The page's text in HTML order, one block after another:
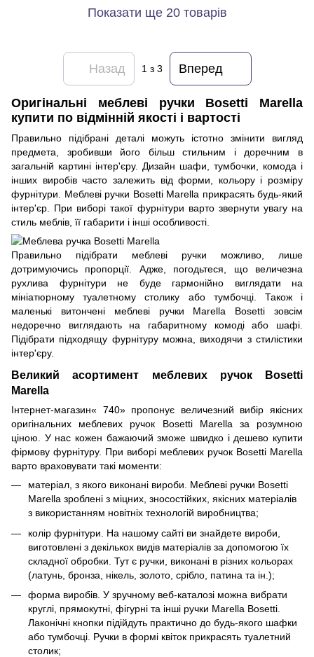
Показати ще 20 товарів
Назад 1 з 3 Вперед
Оригінальні меблеві ручки Bosetti Marella
купити по відмінній якості і вартості
Правильно підібрані деталі можуть істотно змінити вигляд
предмета, зробивши його більш стильним і доречним в
загальній картині інтер'єру. Дизайн шафи, тумбочки, комода і
інших виробів часто залежить від форми, кольору і розміру
фурнітури. Меблеві ручки Bosetti Marella прикрасять будь-який
інтер'єр. При виборі такої фурнітури варто звернути увагу на
стиль меблів, її габарити і інші особливості.
Правильно підібрати меблеві ручки можливо, лише
дотримуючись пропорції. Адже, погодьтеся, що величезна
рухлива фурнітури не буде гармонійно виглядати на
мініатюрному туалетному столику або тумбочці. Також і
маленькі витончені меблеві ручки Marella Bosetti зовсім
недоречно виглядають на габаритному комоді або шафі.
Підібрати підходящу фурнітуру можна, виходячи з стилістики
інтер'єру.
Великий асортимент меблевих ручок Bosetti
Marella
Інтернет-магазин« 740» пропонує величезний вибір якісних
оригінальних меблевих ручок Bosetti Marella за розумною
ціною. У нас кожен бажаючий зможе швидко і дешево купити
фірмову фурнітуру. При виборі меблевих ручок Bosetti Marella
варто враховувати такі моменти:
матеріал, з якого виконані вироби. Меблеві ручки Bosetti
Marella зроблені з міцних, зносостійких, якісних матеріалів
з використанням новітніх технологій виробництва;
колір фурнітури. На нашому сайті ви знайдете вироби,
виготовлені з декількох видів матеріалів за допомогою їх
складної обробки. Тут є ручки, виконані в різних кольорах
(латунь, бронза, нікель, золото, срібло, патина та ін.);
форма виробів. У зручному веб-каталозі можна вибрати
круглі, прямокутні, фігурні та інші ручки Marella Bosetti.
Лаконічні кнопки підійдуть практично до будь-якого шафки
або тумбочці. Ручки в формі квіток прикрасять туалетний
столик;